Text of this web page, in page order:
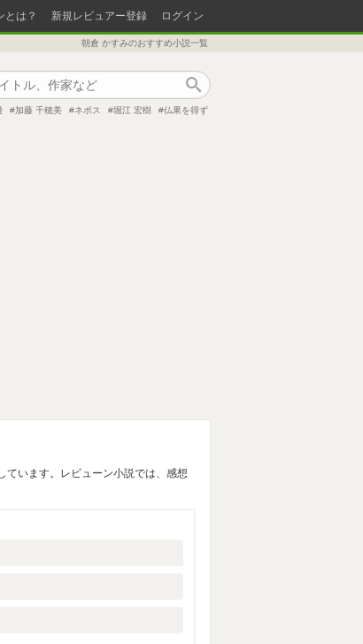
とは？ 新規レビュアー登録 ログイン
朝倉 かすみのおすすめ小説一覧
加藤 千穂美 ネポス 堀江 宏樹 仏果を得ず
ています。レビューン小説では、感想